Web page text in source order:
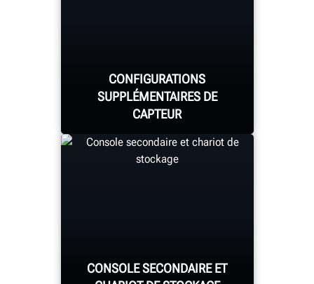
d’endommagement de la
roue.
CONFIGURATIONS
SUPPLÉMENTAIRES DE
CAPTEUR
disponibles ou les
CONSOLE SECONDAIRE ET